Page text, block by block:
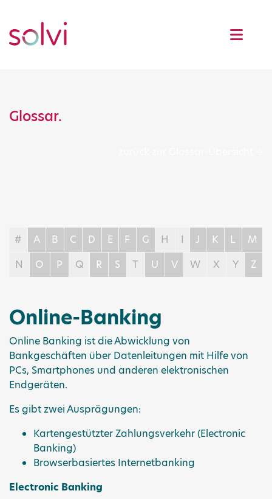
Glossar.
# A B C D E F G H I J K L
M
N
O P Q R S T U V W X Y Z
Online-Banking
Online Banking ist die Abwicklung von
Bankgeschäften über Datenleitungen mit Hilfe von
PCs, Smartphones und anderen elektronischen
Endgeräten.
Es gibt zwei Ausprägungen:
Kartengestützter Zahlungsverkehr (Electronic
Banking)
Browserbasiertes Internetbanking
Electronic Banking